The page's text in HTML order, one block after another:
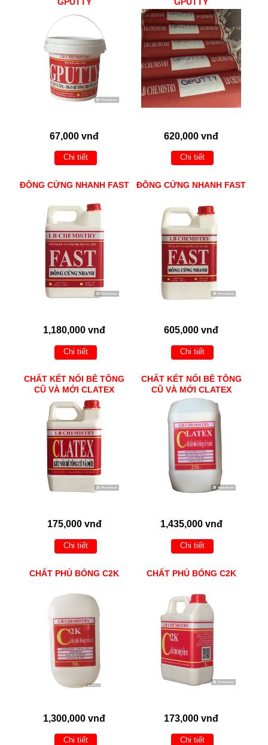
67,000 vnđ
Chi tiết
620,000 vnđ
Chi tiết
ĐÔNG CỨNG NHANH FAST
1,180,000 vnđ
Chi tiết
ĐÔNG CỨNG NHANH FAST
605,000 vnđ
Chi tiết
CHẤT KẾT NỐI BÊ TÔNG
CŨ VÀ MỚI CLATEX
175,000 vnđ
Chi tiết
CHẤT KẾT NỐI BÊ TÔNG
CŨ VÀ MỚI CLATEX
1,435,000 vnđ
Chi tiết
CHẤT PHỦ BÓNG C2K
1,300,000 vnđ
Chi tiết
CHẤT PHỦ BÓNG C2K
173,000 vnđ
Chi tiết